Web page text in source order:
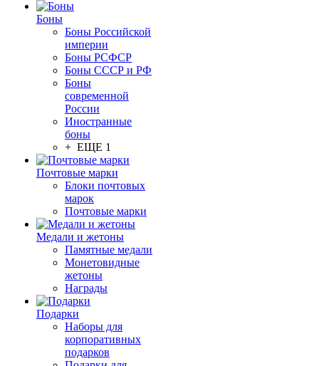
Боны
Боны Российской
империи
Боны РСФСР
Боны СССР и РФ
Боны
современной
России
Иностранные
боны
+ ЕЩЕ 1
Почтовые марки
Блоки почтовых
марок
Почтовые марки
Медали и жетоны
Памятные медали
Монетовидные
жетоны
Награды
Подарки
Наборы для
корпоративных
подарков